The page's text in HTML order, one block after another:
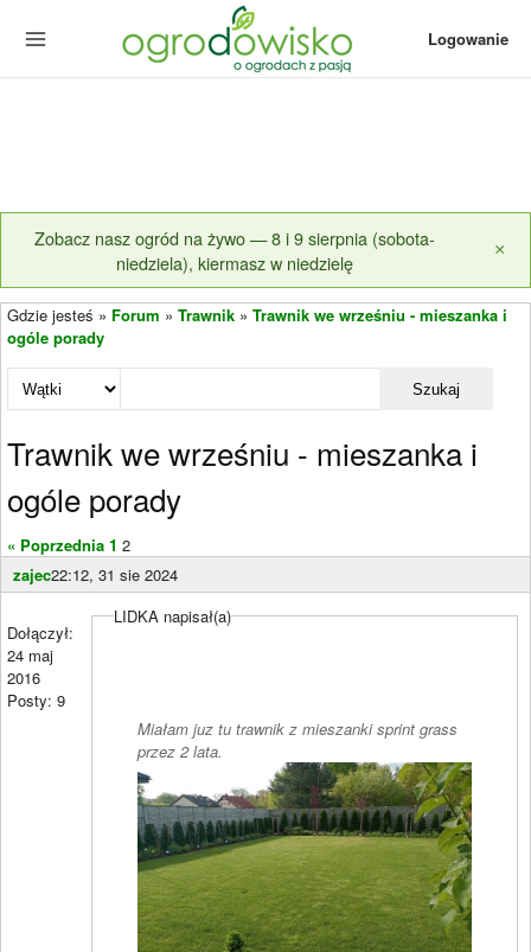
Logowanie
Zobacz nasz ogród na żywo — 8 i 9 sierpnia (sobota-
niedziela), kiermasz w niedzielę
×
Gdzie jesteś » Forum » Trawnik » Trawnik we wrześniu - mieszanka i
ogóle porady
Szukaj
Trawnik we wrześniu - mieszanka i
ogóle porady
« Poprzednia 1 2
zajec22:12, 31 sie 2024
Dołączył:
24 maj
2016
Posty: 9
LIDKA napisał(a)
Miałam juz tu trawnik z mieszanki sprint grass
przez 2 lata.